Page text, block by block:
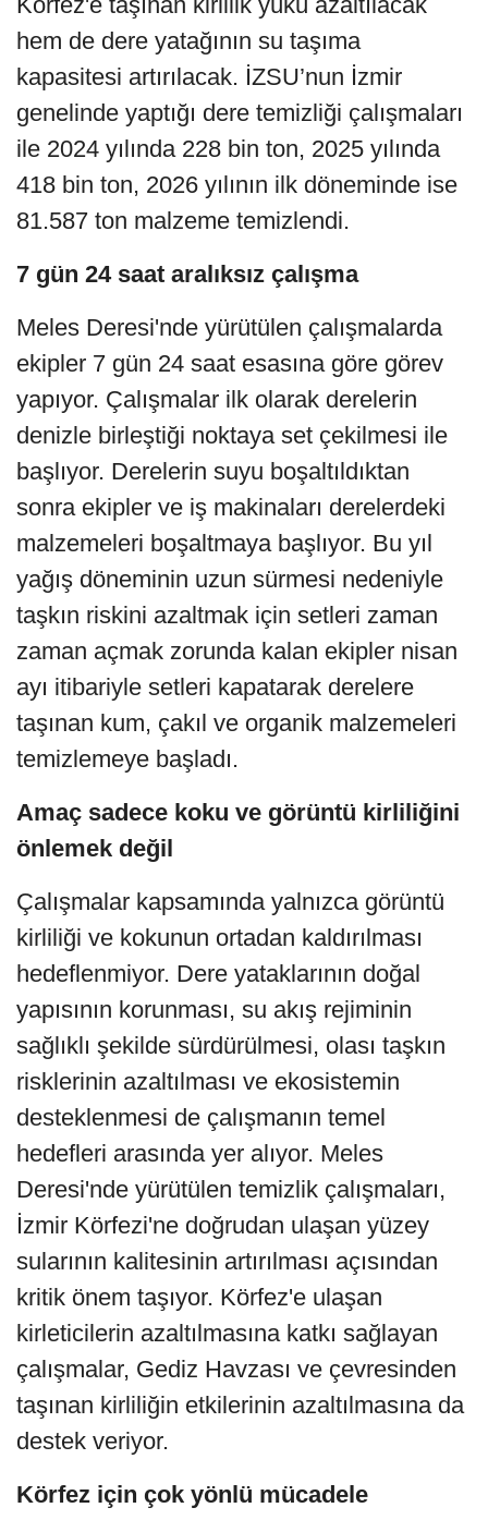
hem de dere yatağının su taşıma
kapasitesi artırılacak. İZSU’nun İzmir
genelinde yaptığı dere temizliği çalışmaları
ile 2024 yılında 228 bin ton, 2025 yılında
418 bin ton, 2026 yılının ilk döneminde ise
81.587 ton malzeme temizlendi.
7 gün 24 saat aralıksız çalışma
Meles Deresi'nde yürütülen çalışmalarda
ekipler 7 gün 24 saat esasına göre görev
yapıyor. Çalışmalar ilk olarak derelerin
denizle birleştiği noktaya set çekilmesi ile
başlıyor. Derelerin suyu boşaltıldıktan
sonra ekipler ve iş makinaları derelerdeki
malzemeleri boşaltmaya başlıyor. Bu yıl
yağış döneminin uzun sürmesi nedeniyle
taşkın riskini azaltmak için setleri zaman
zaman açmak zorunda kalan ekipler nisan
ayı itibariyle setleri kapatarak derelere
taşınan kum, çakıl ve organik malzemeleri
temizlemeye başladı.
Amaç sadece koku ve görüntü kirliliğini
önlemek değil
Çalışmalar kapsamında yalnızca görüntü
kirliliği ve kokunun ortadan kaldırılması
hedeflenmiyor. Dere yataklarının doğal
yapısının korunması, su akış rejiminin
sağlıklı şekilde sürdürülmesi, olası taşkın
risklerinin azaltılması ve ekosistemin
desteklenmesi de çalışmanın temel
hedefleri arasında yer alıyor. Meles
Deresi'nde yürütülen temizlik çalışmaları,
İzmir Körfezi'ne doğrudan ulaşan yüzey
sularının kalitesinin artırılması açısından
kritik önem taşıyor. Körfez'e ulaşan
kirleticilerin azaltılmasına katkı sağlayan
çalışmalar, Gediz Havzası ve çevresinden
taşınan kirliliğin etkilerinin azaltılmasına da
destek veriyor.
Körfez için çok yönlü mücadele